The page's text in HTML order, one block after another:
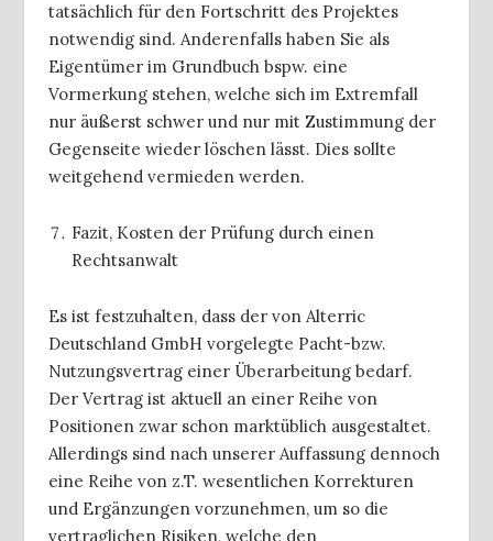
tatsächlich für den Fortschritt des Projektes
notwendig sind. Anderenfalls haben Sie als
Eigentümer im Grundbuch bspw. eine
Vormerkung stehen, welche sich im Extremfall
nur äußerst schwer und nur mit Zustimmung der
Gegenseite wieder löschen lässt. Dies sollte
weitgehend vermieden werden.
Fazit, Kosten der Prüfung durch einen
Rechtsanwalt
Es ist festzuhalten, dass der von Alterric
Deutschland GmbH vorgelegte Pacht-bzw.
Nutzungsvertrag einer Überarbeitung bedarf.
Der Vertrag ist aktuell an einer Reihe von
Positionen zwar schon marktüblich ausgestaltet.
Allerdings sind nach unserer Auffassung dennoch
eine Reihe von z.T. wesentlichen Korrekturen
und Ergänzungen vorzunehmen, um so die
vertraglichen Risiken, welche den